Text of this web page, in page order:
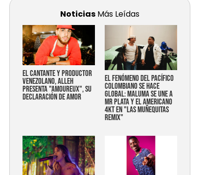
Noticias Más Leídas
EL CANTANTE Y PRODUCTOR
VENEZOLANO, ALLEH
PRESENTA "AMOUREUX", SU
DECLARACIÓN DE AMOR
EL FENÓMENO DEL PACÍFICO
COLOMBIANO SE HACE
GLOBAL: MALUMA SE UNE A
MR PLATA Y EL AMERICANO
4KT EN "LAS MUÑEQUITAS
REMIX"